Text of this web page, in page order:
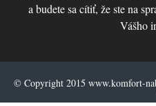
a budete sa cítiť, že ste na
Vášho
© Copyright 2015 www.komfort-